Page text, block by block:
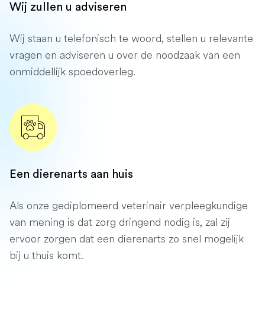
Wij zullen u adviseren
Wij staan ​​u telefonisch te woord, stellen u relevante
vragen en adviseren u over de noodzaak van een
onmiddellijk spoedoverleg.
Een dierenarts aan huis
Als onze gediplomeerd veterinair verpleegkundige
van mening is dat zorg dringend nodig is, zal zij
ervoor zorgen dat een dierenarts zo snel mogelijk
bij u thuis komt.